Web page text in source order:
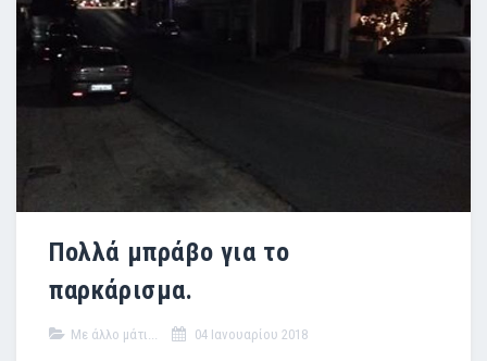
Πολλά μπράβο για το
παρκάρισμα.
Με άλλο μάτι... 04 Ιανουαρίου 2018